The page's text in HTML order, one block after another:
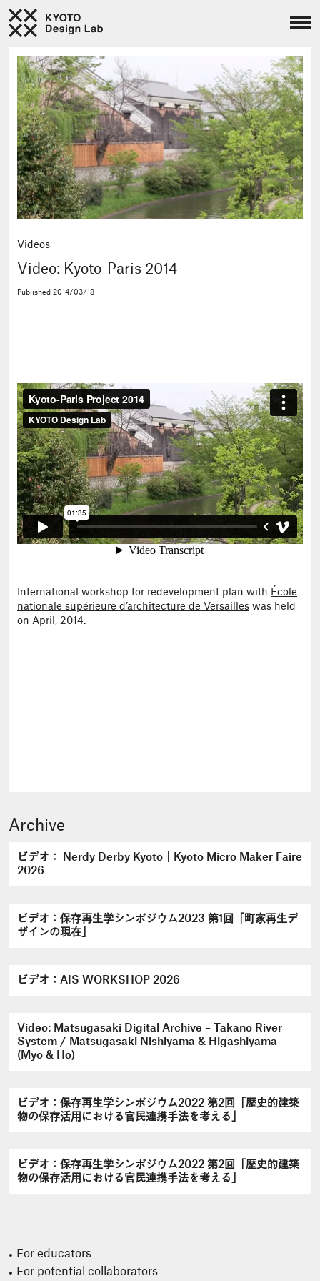
Videos
Video: Kyoto-Paris 2014
Published 2014/03/18
International workshop for redevelopment plan with École
nationale supérieure d’architecture de Versailles was held
on April, 2014.
Archive
ビデオ： Nerdy Derby Kyoto｜Kyoto Micro Maker Faire
2026
ビデオ：保存再生学シンポジウム2023 第1回「町家再生デ
ザインの現在」
ビデオ：AIS WORKSHOP 2026
Video: Matsugasaki Digital Archive – Takano River
System / Matsugasaki Nishiyama & Higashiyama
(Myo & Ho)
ビデオ：保存再生学シンポジウム2022 第2回「歴史的建築
物の保存活用における官民連携手法を考える」
ビデオ：保存再生学シンポジウム2022 第2回「歴史的建築
物の保存活用における官民連携手法を考える」
For educators
For potential collaborators